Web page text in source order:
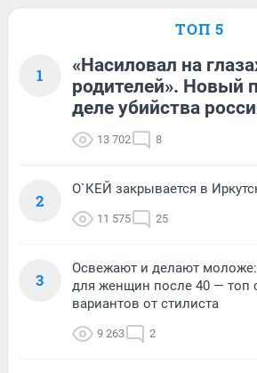
ТОП 5
1
«Насиловал на
родителей». Новый
деле убийства
13 702 8
2
О`КЕЙ закрывается в
11 575 25
3
Освежают и делают
для женщин после 40 — топ
вариантов от стилиста
9 263 2